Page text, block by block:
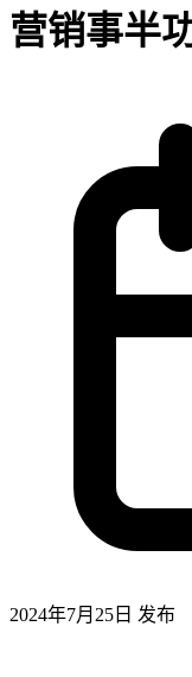
营销事半
2024年7月25日 发布